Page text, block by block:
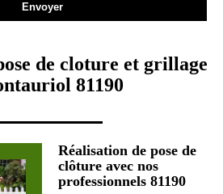
de cloture et grillage
81190
Réalisation de pose de
clôture avec nos
professionnels 81190